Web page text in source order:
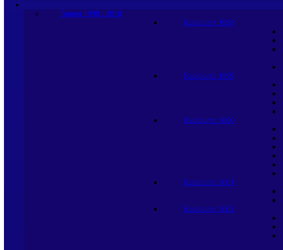
Touren 1998 - 2010
Radtouren 1998
Radtouren 1999
Radtouren 2000
Radtouren 2001
Radtouren 2002